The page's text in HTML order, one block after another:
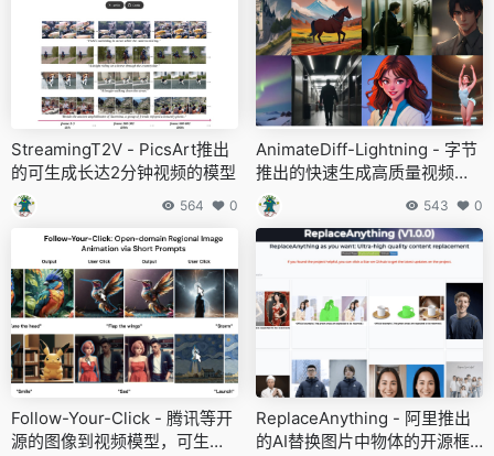
StreamingT2V - PicsArt推出
的可生成长达2分钟视频的模型
564 0
AnimateDiff-Lightning - 字节
推出的快速生成高质量视频的
模型
543 0
Follow-Your-Click - 腾讯等开
源的图像到视频模型，可生成
ReplaceAnything - 阿里推出
的AI替换图片中物体的开源框